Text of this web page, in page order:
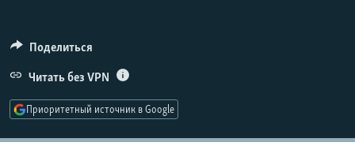
ПОДПИШИТЕСЬ НА РАССЫЛКУ
СОЦИАЛЬНЫЕ СЕТИ
Поделиться
Читать без VPN
Приоритетный источник в Google